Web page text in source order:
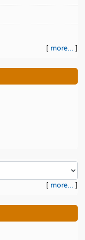
[ more... ]
[ more... ]